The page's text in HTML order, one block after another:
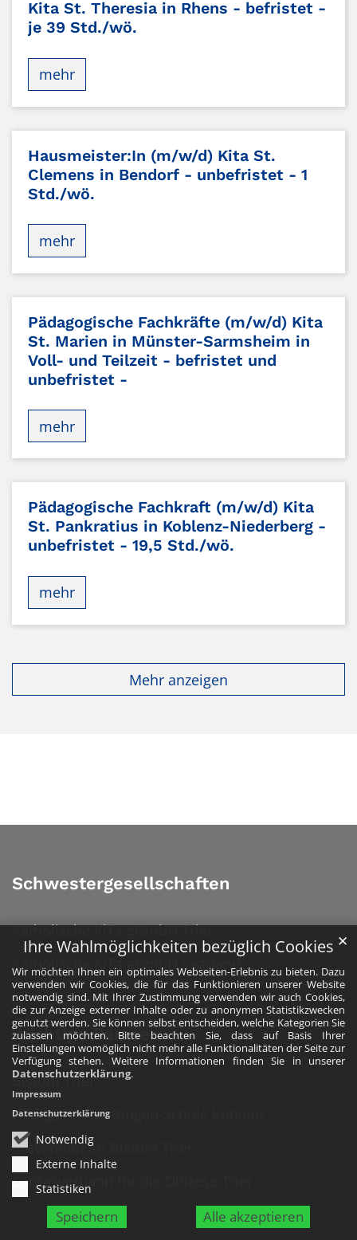
Ihre Wahlmöglichkeiten bezüglich Cookies
Wir möchten Ihnen ein optimales Webseiten-Erlebnis zu bieten. Dazu
verwenden wir Cookies, die für das Funktionieren unserer Website
notwendig sind. Mit Ihrer Zustimmung verwenden wir auch Cookies,
die zur Anzeige externer Inhalte oder zu anonymen Statistikzwecken
genutzt werden. Sie können selbst entscheiden, welche Kategorien Sie
zulassen möchten. Bitte beachten Sie, dass auf Basis Ihrer
Einstellungen womöglich nicht mehr alle Funktionalitäten der Seite zur
Verfügung stehen. Weitere Informationen finden Sie in unserer
Datenschutzerklärung.
Notwendig
Externe Inhalte
Statistiken
Speichern Alle akzeptieren
✕
Impressum
Datenschutzerklärung
Kita St. Theresia in Rhens - befristet -
je 39 Std./wö.
mehr
Hausmeister:In (m/w/d) Kita St.
Clemens in Bendorf - unbefristet - 1
Std./wö.
mehr
Pädagogische Fachkräfte (m/w/d) Kita
St. Marien in Münster-Sarmsheim in
Voll- und Teilzeit - befristet und
unbefristet -
mehr
Pädagogische Fachkraft (m/w/d) Kita
St. Pankratius in Koblenz-Niederberg -
unbefristet - 19,5 Std./wö.
mehr
Mehr anzeigen
Schwestergesellschaften
Katholische KiTa gGmbH Trier
Katholische KiTa gGmbH Saarland
Wichtige Partner
Bistum Trier
Hildegard-von-Bingen-Schule Koblenz
Prävention im Bistum Trier
Caritasverband für die Diözese Trier